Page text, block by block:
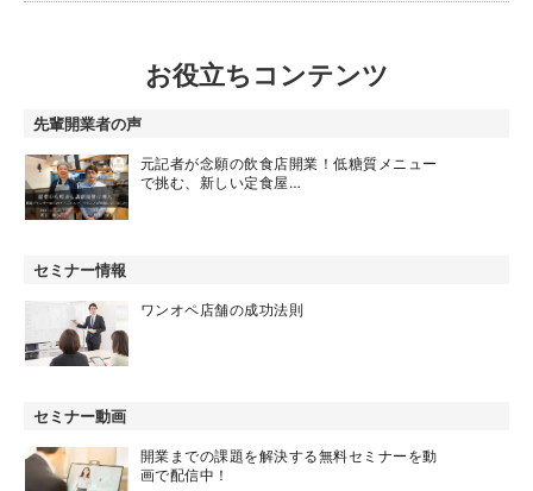
お役立ちコンテンツ
先輩開業者の声
元記者が念願の飲食店開業！低糖質メニュー
で挑む、新しい定食屋…
セミナー情報
ワンオペ店舗の成功法則
セミナー動画
開業までの課題を解決する無料セミナーを動
画で配信中！